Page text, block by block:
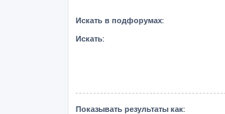
Искать в подфорумах:
Искать:
Показывать результаты как: